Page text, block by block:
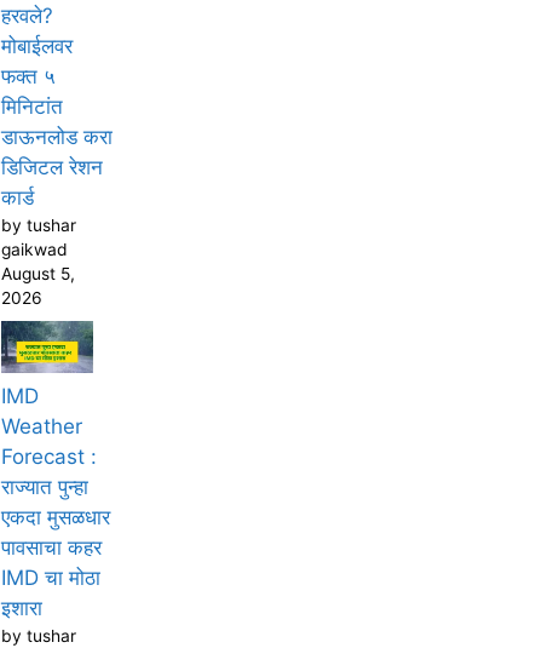
हरवले?
मोबाईलवर
फक्त ५
मिनिटांत
डाऊनलोड करा
डिजिटल रेशन
कार्ड
by tushar
gaikwad
August 5,
2026
IMD
Weather
Forecast :
राज्यात पुन्हा
एकदा मुसळधार
पावसाचा कहर
IMD चा मोठा
इशारा
by tushar